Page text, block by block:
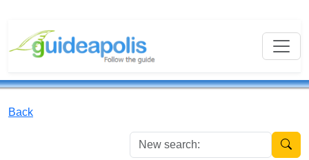
Back
New